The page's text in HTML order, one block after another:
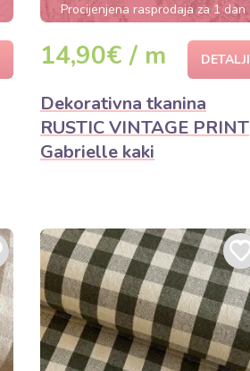
Procijenjena rasprodaja za 1 dan
14,90€ / m DETALJI
Dekorativna tkanina
RUSTIC VINTAGE PRINT
Gabrielle kaki